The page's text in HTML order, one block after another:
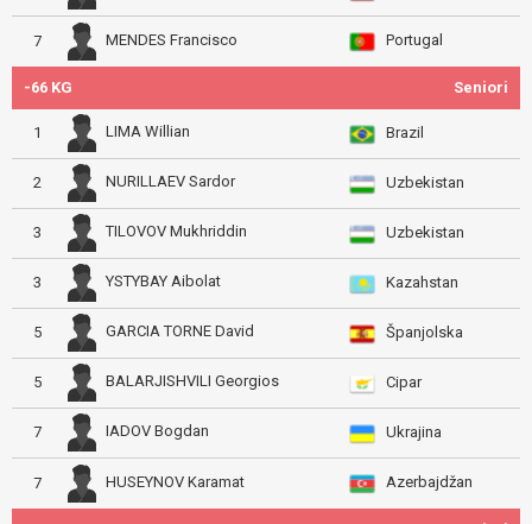
7 MENDES Francisco Portugal
-66 KG Seniori
1 LIMA Willian Brazil
2 NURILLAEV Sardor Uzbekistan
3 TILOVOV Mukhriddin Uzbekistan
3 YSTYBAY Aibolat Kazahstan
5 GARCIA TORNE David Španjolska
5 BALARJISHVILI Georgios Cipar
7 IADOV Bogdan Ukrajina
7 HUSEYNOV Karamat Azerbajdžan